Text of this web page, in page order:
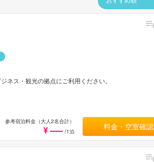
ネス・観光の拠点にご利用ください。
参考宿泊料金（大人2名合計）
¥ ----- /1泊 料金・空室確認